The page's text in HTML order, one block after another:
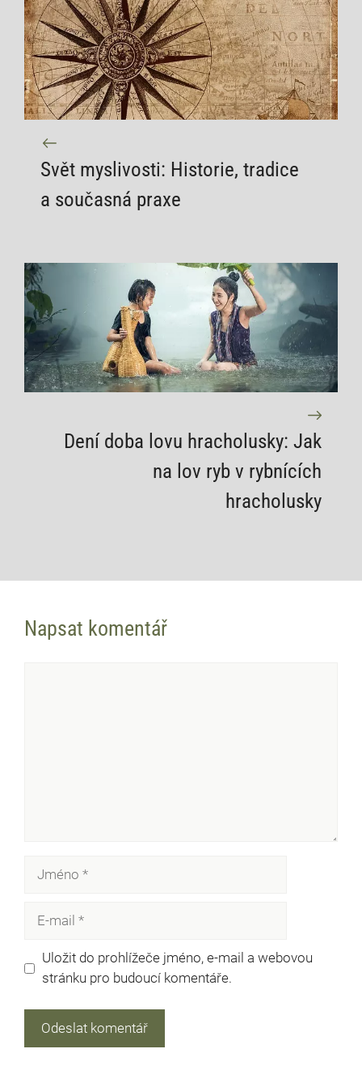
Svět myslivosti: Historie, tradice
a současná praxe
Dení doba lovu hracholusky: Jak
na lov ryb v rybnících
hracholusky
Napsat komentář
Uložit do prohlížeče jméno, e-mail a webovou
stránku pro budoucí komentáře.